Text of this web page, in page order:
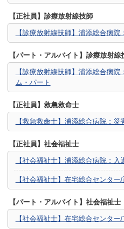
【正社員】診療放射線技師
【診療放射線技師】浦添総合病
【パート・アルバイト】診療放射線
【診療放射線技師】浦添総合病
ム・パート
【正社員】救急救命士
【救急救命士】浦添総合病院：
【正社員】社会福祉士
【社会福祉士】浦添総合病院：
【社会福祉士】在宅総合センター/
【パート・アルバイト】社会福祉士
【社会福祉士】在宅総合センター